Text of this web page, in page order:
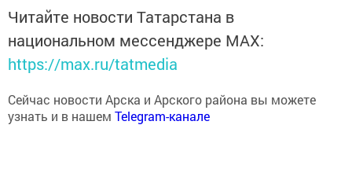
Читайте новости Татарстана в
национальном мессенджере MАХ:
https://max.ru/tatmedia
Сейчас новости Арска и Арского района вы можете
узнать и в нашемTelegram-канале